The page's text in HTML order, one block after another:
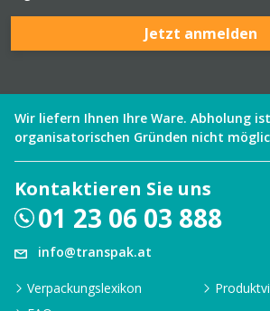
Jetzt anmelden
Wir liefern Ihnen Ihre Ware. Abholung
organisatorischen Gründen nicht
Kontaktieren Sie uns
01 23 06 03 888
info@transpak.at
Verpackungslexikon